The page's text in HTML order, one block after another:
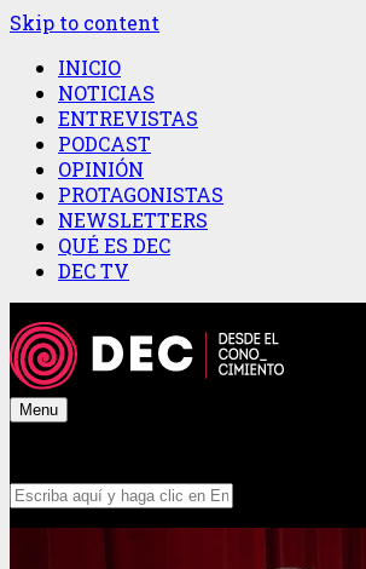
Skip to content
INICIO
NOTICIAS
ENTREVISTAS
PODCAST
OPINIÓN
PROTAGONISTAS
NEWSLETTERS
QUÉ ES DEC
DEC TV
Menu